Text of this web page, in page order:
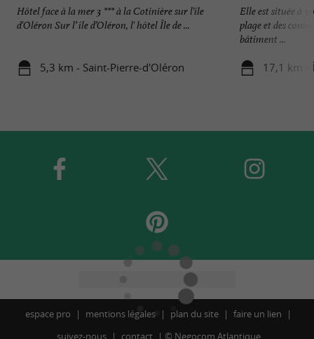
Hôtel face à la mer 3 *** à la Cotinière sur l'île
d'Oléron Sur l’ île d’Oléron, l' hôtel Île de ...
5,3 km - Saint-Pierre-d'Oléron
Elle est située à
plage et des
bâtiment ...
17,1 km -
espace pro mentions légales plan du site
faire un lien